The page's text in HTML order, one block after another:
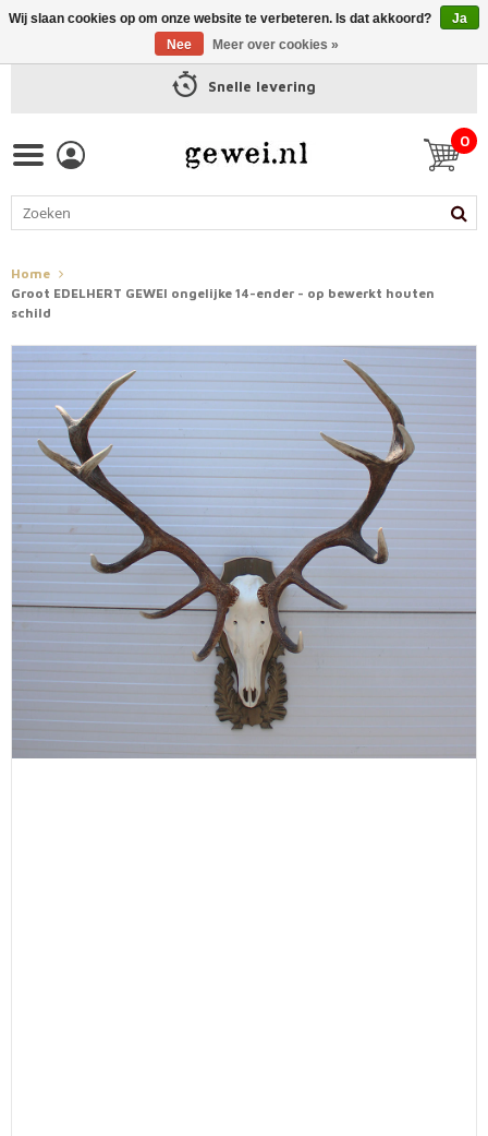
Snelle levering
0
Home
Groot EDELHERT GEWEI ongelijke 14-ender - op bewerkt houten
schild
Wij slaan cookies op om onze website te verbeteren. Is dat akkoord?
Ja
Nee
Meer over cookies »